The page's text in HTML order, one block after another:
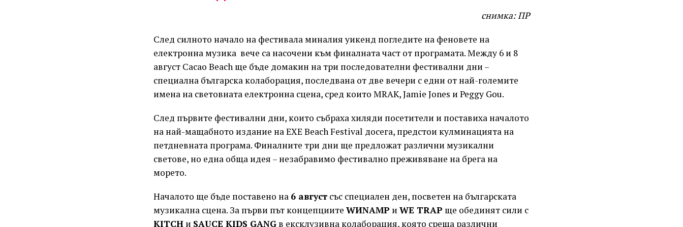
снимка: ПР
След силното начало на фестивала миналия уикенд погледите на феновете на
електронна музика вече са насочени към финалната част от програмата. Между 6 и 8
август Cacao Beach ще бъде домакин на три последователни фестивални дни –
специална българска колаборация, последвана от две вечери с едни от най-големите
имена на световната електронна сцена, сред които MRAK, Jamie Jones и Peggy Gou.
След първите фестивални дни, които събраха хиляди посетители и поставиха началото
на най-мащабното издание на EXE Beach Festival досега, предстои кулминацията на
петдневната програма. Финалните три дни ще предложат различни музикални
светове, но една обща идея – незабравимо фестивално преживяване на брега на
морето.
Началото ще бъде поставено на 6 август със специален ден, посветен на българската
музикална сцена. За първи път концепциите WИNAMP и WE TRAP ще обединят сили с
KITCH и SAUCE KIDS GANG в ексклузивна колаборация, която среща различни